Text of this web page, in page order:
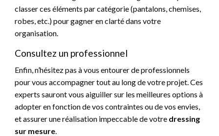
classer ces éléments par catégorie (pantalons, chemises,
robes, etc.) pour gagner en clarté dans votre
organisation.
Consultez un professionnel
Enfin, n’hésitez pas à vous entourer de professionnels
pour vous accompagner tout au long de votre projet. Ces
experts sauront vous aiguiller sur les meilleures options à
adopter en fonction de vos contraintes ou de vos envies,
et assurer une réalisation impeccable de votre dressing
sur mesure.